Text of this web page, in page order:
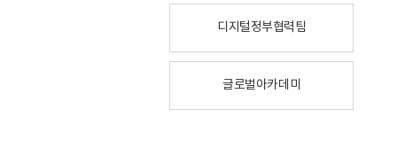
디지털정부협력팀
글로벌아카데미